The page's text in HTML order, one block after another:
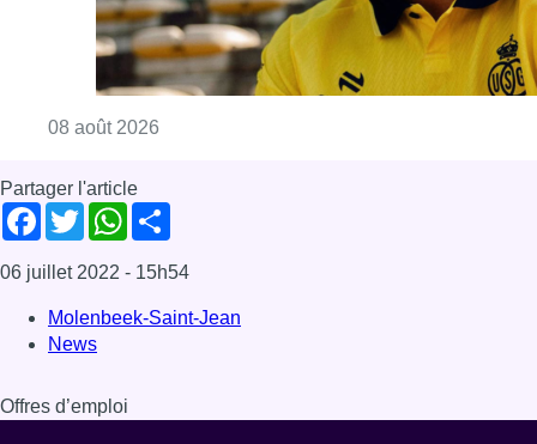
08 août 2026
Partager l'article
Facebook
TwitterWhatsApp
06 juillet 2022 - 15h54
Molenbeek-Saint-Jean
News
Offres d’emploi